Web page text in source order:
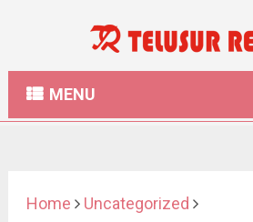
MENU
Home
Uncategorized